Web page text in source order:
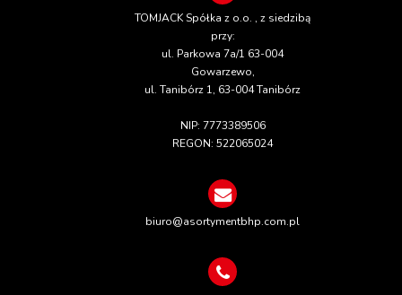
TOMJACK Spółka z o.o. , z siedzibą
przy:
ul. Parkowa 7a/1 63-004
Gowarzewo,
ul. Tanibórz 1, 63-004 Tanibórz
NIP: 7773389506
REGON: 522065024
biuro@asortymentbhp.com.pl